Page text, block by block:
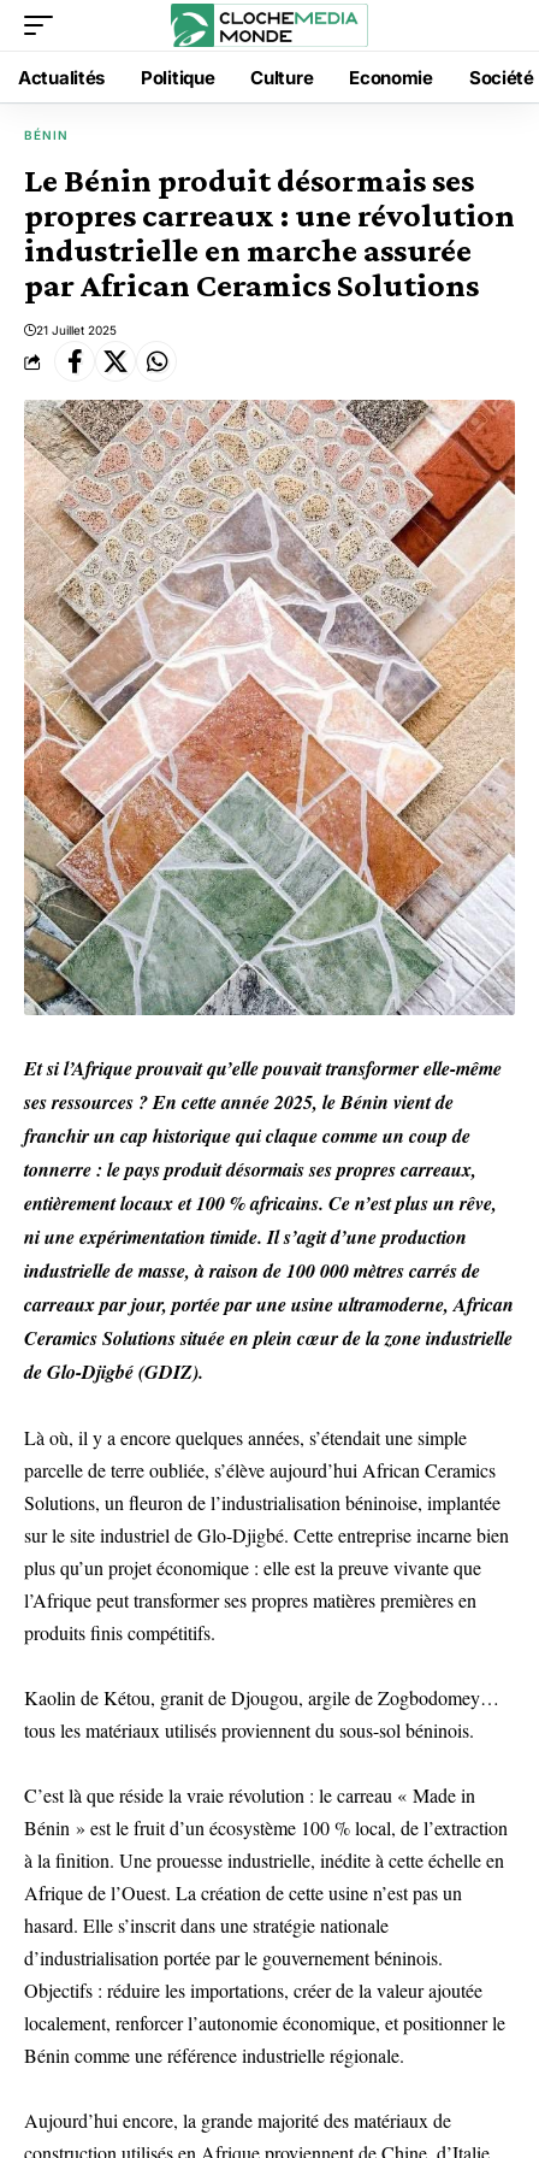
Actualités Politique Culture Economie Société
BÉNIN
Le Bénin produit désormais ses
propres carreaux : une révolution
industrielle en marche assurée
par African Ceramics Solutions
21 Juillet 2025
Et si l’Afrique prouvait qu’elle pouvait transformer elle-même
ses ressources ? En cette année 2025, le Bénin vient de
franchir un cap historique qui claque comme un coup de
tonnerre : le pays produit désormais ses propres carreaux,
entièrement locaux et 100 % africains. Ce n’est plus un rêve,
ni une expérimentation timide. Il s’agit d’une production
industrielle de masse, à raison de 100 000 mètres carrés de
carreaux par jour, portée par une usine ultramoderne, African
Ceramics Solutions située en plein cœur de la zone industrielle
de Glo-Djigbé (GDIZ).
Là où, il y a encore quelques années, s’étendait une simple
parcelle de terre oubliée, s’élève aujourd’hui African Ceramics
Solutions, un fleuron de l’industrialisation béninoise, implantée
sur le site industriel de Glo-Djigbé. Cette entreprise incarne bien
plus qu’un projet économique : elle est la preuve vivante que
l’Afrique peut transformer ses propres matières premières en
produits finis compétitifs.
Kaolin de Kétou, granit de Djougou, argile de Zogbodomey…
tous les matériaux utilisés proviennent du sous-sol béninois.
C’est là que réside la vraie révolution : le carreau « Made in
Bénin » est le fruit d’un écosystème 100 % local, de l’extraction
à la finition. Une prouesse industrielle, inédite à cette échelle en
Afrique de l’Ouest. La création de cette usine n’est pas un
hasard. Elle s’inscrit dans une stratégie nationale
d’industrialisation portée par le gouvernement béninois.
Objectifs : réduire les importations, créer de la valeur ajoutée
localement, renforcer l’autonomie économique, et positionner le
Bénin comme une référence industrielle régionale.
Aujourd’hui encore, la grande majorité des matériaux de
construction utilisés en Afrique proviennent de Chine, d’Italie,